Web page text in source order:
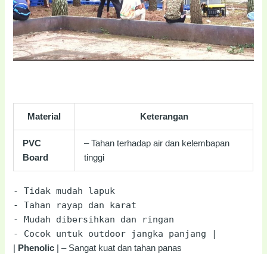
Material Keterangan
PVC
Board
– Tahan terhadap air dan kelembapan
tinggi
-
Tidak mudah lapuk
-
Tahan rayap dan karat
-
Mudah dibersihkan dan ringan
-
Cocok untuk outdoor jangka panjang |
Phenolic | – Sangat kuat dan tahan panas